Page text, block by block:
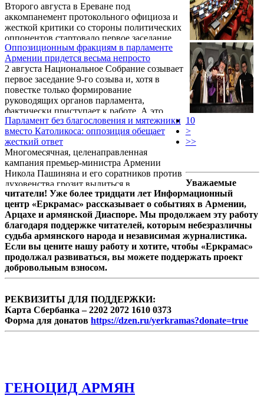
...
институтам и духовным устоям. Правящая
верхушка пошла на беспрецедентный шаг:
заседание прошло без участия и
традиционного напутствия Главы
Армянской Апостольской Церкви,
Католикоса Всех Армян Гарегина II.
Второго августа в Ереване под
аккомпанемент протокольного официоза и
жесткой критики со стороны политических
оппонентов стартовало первое заседание
новоизбранного Национального собрания
Армении 9-го созыва. Парламент был
сформирован по итогам выборов,
прошедших 7 июня 2026 года, результаты
которых до сих пор вызывают острые
вопросы в обществе. За красивым фасадом
демократических процедур скрывается
глубокий внутриполитический кризис:
оппозиция обвиняет власть в
фальсификациях, политических репрессиях
...
Оппозиционным фракциям в парламенте
Армении придется весьма непросто
2 августа Национальное Собрание созывает
первое заседание 9-го созыва и, хотя в
повестке только формирование
руководящих органов парламента,
фактически приступает к работе. А это
значит, что открывается еще один фронт
борьбы с пашиняновским режимом.
Обстоятельство сие можно только
приветствовать, ибо у власти объем сил
небезграничен, всякое появление нового
фронта неизбежно оттягивает часть ее
ресурсов и тем самым уменьшает
возможности в противостоянии с
оппозицией.
Парламент без благословения и мятежники
вместо Католикоса: оппозиция обещает
жесткий ответ
Многомесячная, целенаправленная
кампания премьер-министра Армении
Никола Пашиняна и его соратников против
духовенства грозит вылиться в
грандиозный политический скандал.
Главным поводом для нового витка
напряженности становится первая сессия
вновь избранного Национального собрания,
намеченная на 2 августа. Впервые в
истории независимой Армении высший
законодательный орган может начать свою
работу без традиционного благословения
Католикоса Всех Армян Гарегина II.
10
>
>>
Уважаемые
читатели! Уже более тридцати лет Информационный
центр «Еркрамас» рассказывает о событиях в Армении,
Арцахе и армянской Диаспоре. Мы продолжаем эту работу
благодаря поддержке читателей, которым небезразличны
судьба армянского народа и независимая журналистика.
Если вы цените нашу работу и хотите, чтобы «Еркрамас»
продолжал развиваться, вы можете поддержать проект
добровольным взносом.
РЕКВИЗИТЫ ДЛЯ ПОДДЕРЖКИ:
Карта Сбербанка – 2202 2072 1610 0373
Форма для донатов https://dzen.ru/yerkramas?donate=true
ГЕНОЦИД АРМЯН